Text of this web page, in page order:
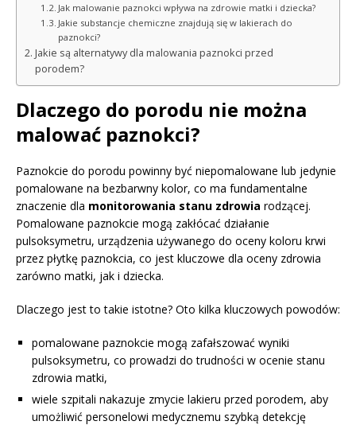
Jak malowanie paznokci wpływa na zdrowie matki i dziecka?
Jakie substancje chemiczne znajdują się w lakierach do
paznokci?
Jakie są alternatywy dla malowania paznokci przed
porodem?
Dlaczego do porodu nie można
malować paznokci?
Paznokcie do porodu powinny być niepomalowane lub jedynie
pomalowane na bezbarwny kolor, co ma fundamentalne
znaczenie dla monitorowania stanu zdrowia rodzącej.
Pomalowane paznokcie mogą zakłócać działanie
pulsoksymetru, urządzenia używanego do oceny koloru krwi
przez płytkę paznokcia, co jest kluczowe dla oceny zdrowia
zarówno matki, jak i dziecka.
Dlaczego jest to takie istotne? Oto kilka kluczowych powodów:
pomalowane paznokcie mogą zafałszować wyniki
pulsoksymetru, co prowadzi do trudności w ocenie stanu
zdrowia matki,
wiele szpitali nakazuje zmycie lakieru przed porodem, aby
umożliwić personelowi medycznemu szybką detekcję